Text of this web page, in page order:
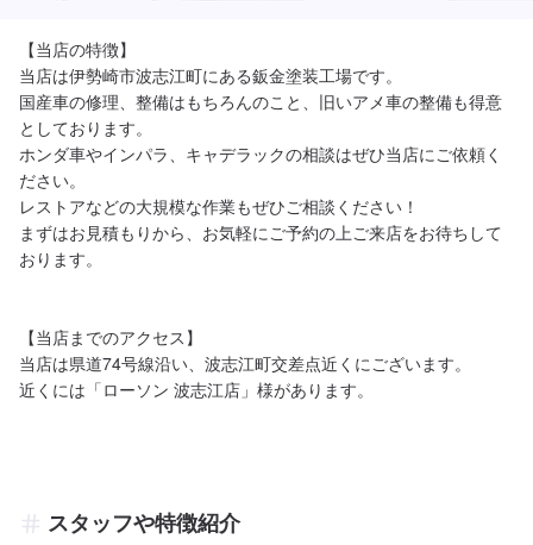
【当店の特徴】
当店は伊勢崎市波志江町にある鈑金塗装工場です。
国産車の修理、整備はもちろんのこと、旧いアメ車の整備も得意
としております。
ホンダ車やインパラ、キャデラックの相談はぜひ当店にご依頼く
ださい。
レストアなどの大規模な作業もぜひご相談ください！
まずはお見積もりから、お気軽にご予約の上ご来店をお待ちして
おります。
【当店までのアクセス】
当店は県道74号線沿い、波志江町交差点近くにございます。
近くには「ローソン 波志江店」様があります。
スタッフや特徴紹介